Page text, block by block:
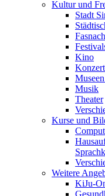
Kultur und
Stadt
Kino
Musik
Theater
Kurse und
Weitere
KiJu-